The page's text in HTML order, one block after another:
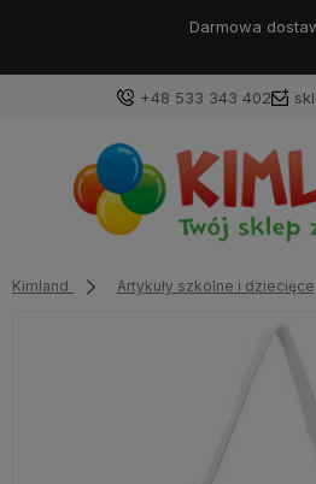
Darmowa dostawa
+48 533 343 402
Kimland Artykuły szkolne i dziecięce